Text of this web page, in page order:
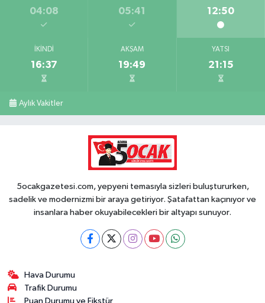
04:08 05:41 12:50
İKINDI
16:37
AKŞAM
19:49
YATSI
21:15
Aylık Vakitler
5ocakgazetesi.com, yepyeni temasıyla sizleri buluştururken,
sadelik ve modernizmi bir araya getiriyor. Şatafattan kaçınıyor ve
insanlara haber okuyabilecekleri bir altyapı sunuyor.
Hava Durumu
Trafik Durumu
Puan Durumu ve Fikstür